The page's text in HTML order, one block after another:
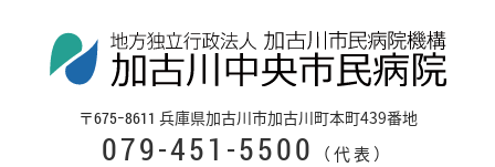
〒675−8611 兵庫県加古川市加古川町本町439番地
079-451-5500 （代表）